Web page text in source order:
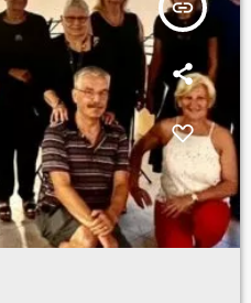
insert_link